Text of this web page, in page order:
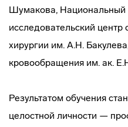
Шумакова, Национальный
исследовательский центр
хирургии им. А.Н.
кровообращения им. ак.
Результатом обучения
целостной личности —